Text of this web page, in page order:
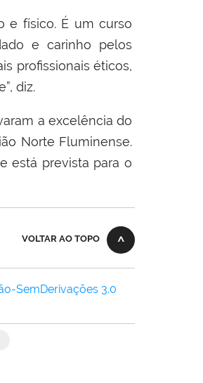
e físico. É um curso
e carinho pelos
profissionais éticos,
diz.
a excelência do
Norte Fluminense.
está prevista para o
VOLTAR AO TOPO
SemDerivações 3.0